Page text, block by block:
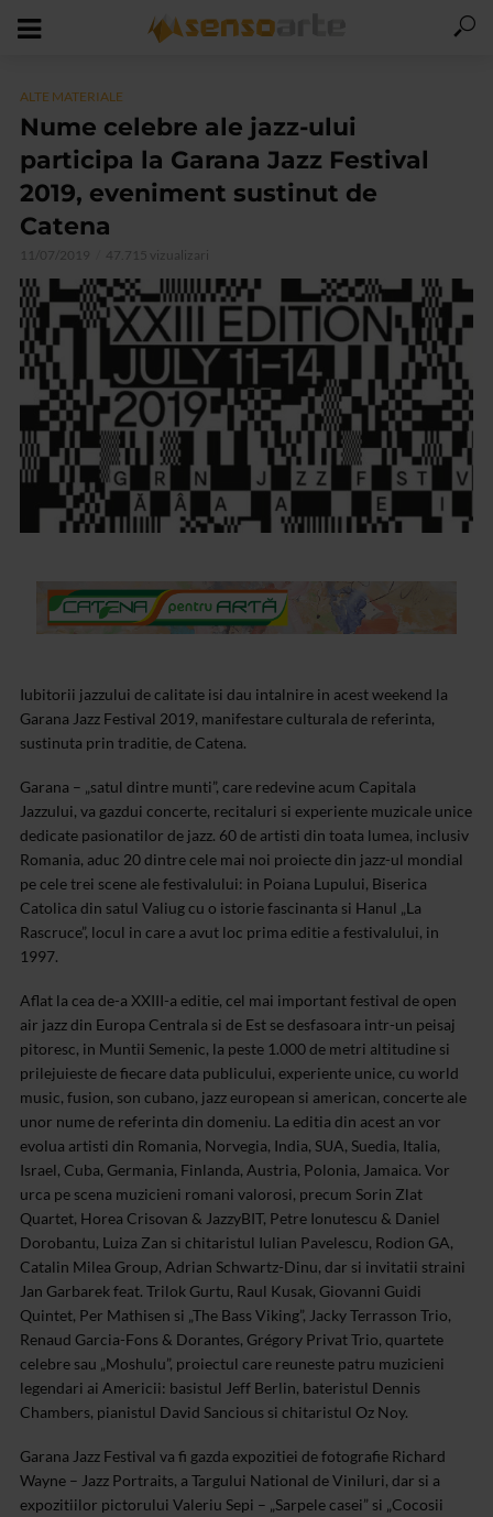
ALTE MATERIALE
Nume celebre ale jazz-ului
participa la Garana Jazz Festival
2019, eveniment sustinut de
Catena
11/07/2019 47.715 vizualizari
Iubitorii jazzului de calitate isi dau intalnire in acest weekend la
Garana Jazz Festival 2019, manifestare culturala de referinta,
sustinuta prin traditie, de Catena.
Garana – „satul dintre munti”, care redevine acum Capitala
Jazzului, va gazdui concerte, recitaluri si experiente muzicale unice
dedicate pasionatilor de jazz. 60 de artisti din toata lumea, inclusiv
Romania, aduc 20 dintre cele mai noi proiecte din jazz-ul mondial
pe cele trei scene ale festivalului: in Poiana Lupului, Biserica
Catolica din satul Valiug cu o istorie fascinanta si Hanul „La
Rascruce”, locul in care a avut loc prima editie a festivalului, in
1997.
Aflat la cea de-a XXIII-a editie, cel mai important festival de open
air jazz din Europa Centrala si de Est se desfasoara intr-un peisaj
pitoresc, in Muntii Semenic, la peste 1.000 de metri altitudine si
prilejuieste de fiecare data publicului, experiente unice, cu world
music, fusion, son cubano, jazz european si american, concerte ale
unor nume de referinta din domeniu. La editia din acest an vor
evolua artisti din Romania, Norvegia, India, SUA, Suedia, Italia,
Israel, Cuba, Germania, Finlanda, Austria, Polonia, Jamaica. Vor
urca pe scena muzicieni romani valorosi, precum Sorin Zlat
Quartet, Horea Crisovan & JazzyBIT, Petre Ionutescu & Daniel
Dorobantu, Luiza Zan si chitaristul Iulian Pavelescu, Rodion GA,
Catalin Milea Group, Adrian Schwartz-Dinu, dar si invitatii straini
Jan Garbarek feat. Trilok Gurtu, Raul Kusak, Giovanni Guidi
Quintet, Per Mathisen si „The Bass Viking”, Jacky Terrasson Trio,
Renaud Garcia-Fons & Dorantes, Grégory Privat Trio, quartete
celebre sau „Moshulu”, proiectul care reuneste patru muzicieni
legendari ai Americii: basistul Jeff Berlin, bateristul Dennis
Chambers, pianistul David Sancious si chitaristul Oz Noy.
Garana Jazz Festival va fi gazda expozitiei de fotografie Richard
Wayne – Jazz Portraits, a Targului National de Viniluri, dar si a
expozitiilor pictorului Valeriu Sepi – „Sarpele casei” si „Cocosii